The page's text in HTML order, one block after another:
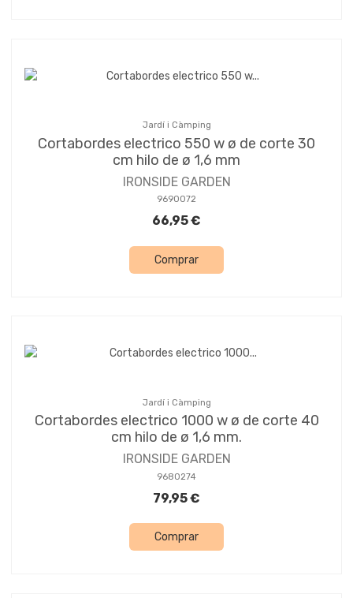
Jardí i Càmping
Cortabordes electrico 550 w ø de corte 30
cm hilo de ø 1,6 mm
IRONSIDE GARDEN
9690072
66,95 €
Comprar
Jardí i Càmping
Cortabordes electrico 1000 w ø de corte 40
cm hilo de ø 1,6 mm.
IRONSIDE GARDEN
9680274
79,95 €
Comprar